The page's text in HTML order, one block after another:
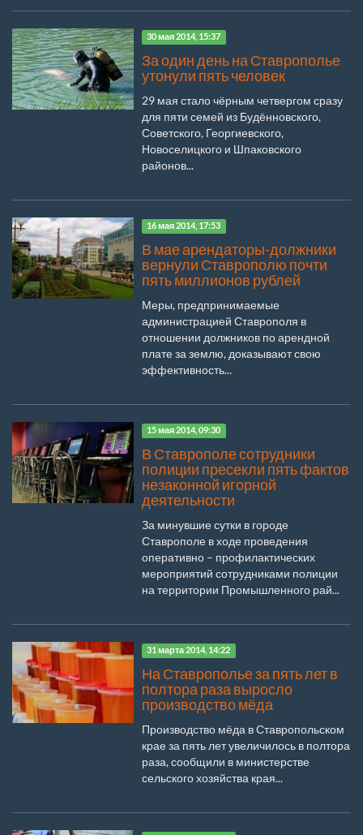
30 мая 2014, 15:37
За один день на Ставрополье
утонули пять человек
29 мая стало чёрным четвергом сразу
для пяти семей из Будённовского,
Советского, Георгиевского,
Новоселицкого и Шпаковского
районов...
16 мая 2014, 17:53
В мае арендаторы-должники
вернули Ставрополю почти
пять миллионов рублей
Меры, предпринимаемые
администрацией Ставрополя в
отношении должников по арендной
плате за землю, доказывают свою
эффективность...
15 мая 2014, 09:30
В Ставрополе сотрудники
полиции пресекли пять фактов
незаконной игорной
деятельности
За минувшие сутки в городе
Ставрополе в ходе проведения
оперативно – профилактических
мероприятий сотрудниками полиции
на территории Промышленного рай...
31 марта 2014, 14:22
На Ставрополье за пять лет в
полтора раза выросло
производство мёда
Производство мёда в Ставропольском
крае за пять лет увеличилось в полтора
раза, сообщили в министерстве
сельского хозяйства края...